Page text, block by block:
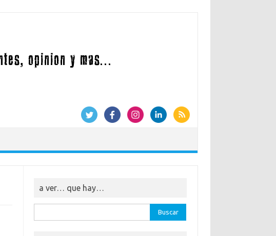
a ver… que hay…